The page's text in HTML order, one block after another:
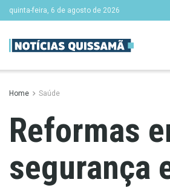
quinta-feira, 6 de agosto de 2026
Home Saúde
Reformas
segurança